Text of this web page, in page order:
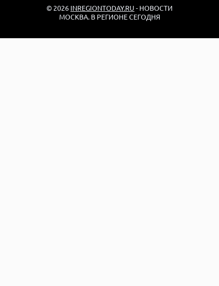
© 2026 INREGIONTODAY.RU - НОВОСТИ
МОСКВА. В РЕГИОНЕ СЕГОДНЯ